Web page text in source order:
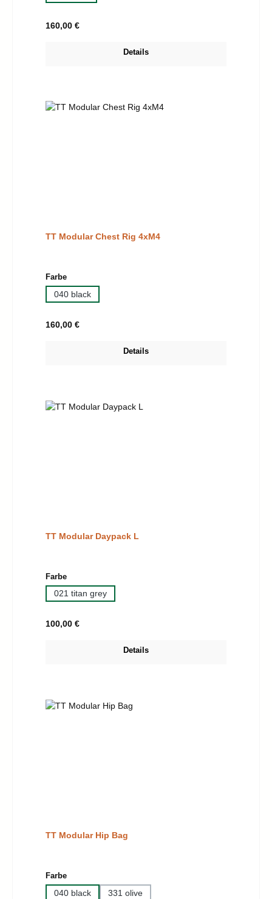
Regulärer Preis:
160,00 €
Details
TT Modular Chest Rig 4xM4
Farbeauswählen
040 black
Regulärer Preis:
160,00 €
Details
TT Modular Daypack L
Farbeauswählen
021 titan grey
Regulärer Preis:
100,00 €
Details
TT Modular Hip Bag
Farbeauswählen
040 black 331 olive